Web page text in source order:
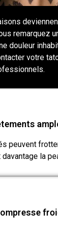
remarquez
douleur
votre
peuvent
la